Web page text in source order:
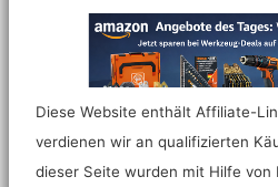
Diese Website enthält Affiliate-
verdienen wir an qualifizierten
dieser Seite wurden mit Hilfe von